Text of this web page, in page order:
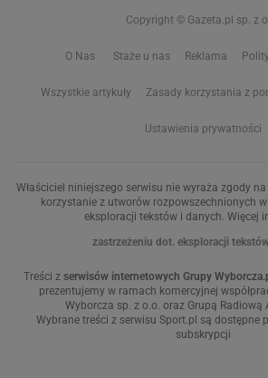
Copyright © Gazeta.pl sp. z
O Nas Staże u nas Reklama
Wszystkie artykuły Zasady korzystania z
Ustawienia prywatności
Właściciel niniejszego serwisu nie wyraża zgody
korzystanie z utworów rozpowszechnionych
eksploracji tekstów i danych. Więcej
zastrzeżeniu dot. eksploracji
Treści z serwisów internetowych Grupy
prezentujemy w ramach komercyjnej
Wyborcza sp. z o.o. oraz Grupą Radiową
Wybrane treści z serwisu Sport.pl są dostępne
subskrypcji